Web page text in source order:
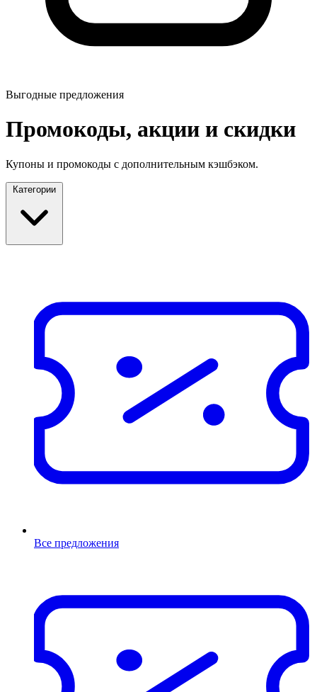
Выгодные предложения
Промокоды, акции и скидки
Купоны и промокоды с дополнительным кэшбэком.
Категории
Все предложения